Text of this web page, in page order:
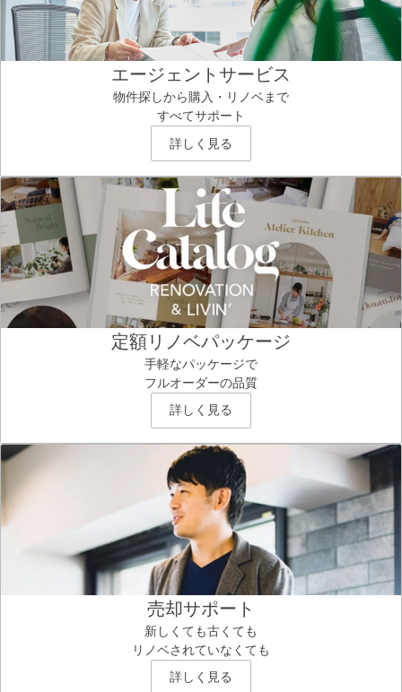
エージェントサービス
物件探しから購入・リノベまで
すべてサポート
詳しく見る
定額リノベパッケージ
手軽なパッケージで
フルオーダーの品質
詳しく見る
売却サポート
新しくても古くても
リノベされていなくても
詳しく見る